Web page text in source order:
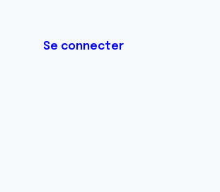
Se connecter